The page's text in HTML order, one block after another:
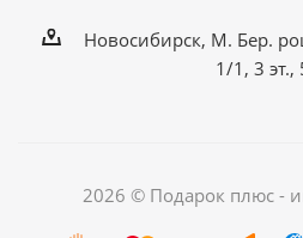
Новосибирск, М. Бер.
1/1, 3 эт.,
2026 © Подарок плюс -